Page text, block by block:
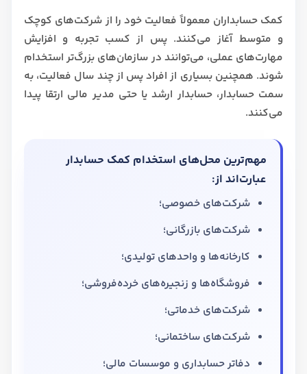
کمک حسابداران معمولاً فعالیت خود را از شرکت‌های کوچک
و متوسط آغاز می‌کنند. پس از کسب تجربه و افزایش
مهارت‌های عملی، می‌توانند در سازمان‌های بزرگ‌تر استخدام
شوند. همچنین بسیاری از افراد پس از چند سال فعالیت، به
سمت حسابدار، حسابدار ارشد یا حتی مدیر مالی ارتقا پیدا
می‌کنند.
مهم‌ترین محل‌های استخدام کمک حسابدار
عبارت‌اند از:
شرکت‌های خصوصی؛
شرکت‌های بازرگانی؛
کارخانه‌ها و واحدهای تولیدی؛
فروشگاه‌ها و زنجیره‌های خرده‌فروشی؛
شرکت‌های خدماتی؛
شرکت‌های ساختمانی؛
دفاتر حسابداری و موسسات مالی؛